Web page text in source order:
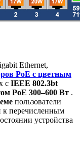
Ethernet,
PoE с цветным
с IEEE 802.3bt
PoE 300–600 Вт .
пользователи
к перечисленным
устройства